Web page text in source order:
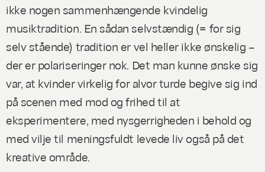
ikke nogen sammenhængende kvindelig
musiktradition. En sådan selvstændig (= for sig
selv stående) tradition er vel heller ikke ønskelig –
der er polariseringer nok. Det man kunne ønske sig
var, at kvinder virkelig for alvorturde begive sig ind
på scenen med mod og frihed til at
eksperimentere, med nysgerrigheden i behold og
med vilje til meningsfuldt levede livogså på det
kreative område.